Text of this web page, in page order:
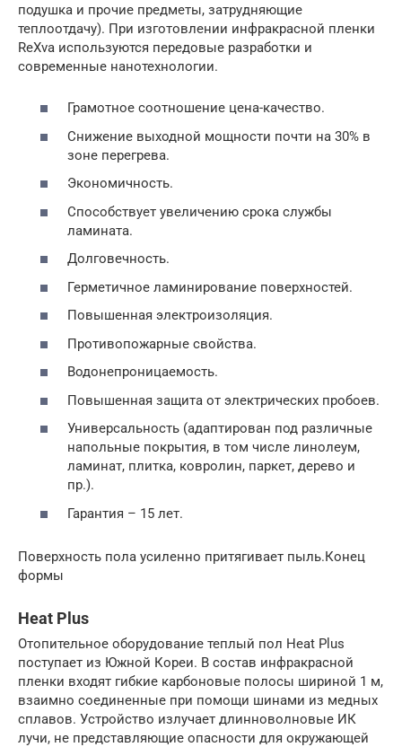
подушка и прочие предметы, затрудняющие
теплоотдачу). При изготовлении инфракрасной пленки
ReXva используются передовые разработки и
современные нанотехнологии.
Грамотное соотношение цена-качество.
Снижение выходной мощности почти на 30% в
зоне перегрева.
Экономичность.
Способствует увеличению срока службы
ламината.
Долговечность.
Герметичное ламинирование поверхностей.
Повышенная электроизоляция.
Противопожарные свойства.
Водонепроницаемость.
Повышенная защита от электрических пробоев.
Универсальность (адаптирован под различные
напольные покрытия, в том числе линолеум,
ламинат, плитка, ковролин, паркет, дерево и
пр.).
Гарантия – 15 лет.
Поверхность пола усиленно притягивает пыль.Конец
формы
Heat Plus
Отопительное оборудование теплый пол Heat Plus
поступает из Южной Кореи. В состав инфракрасной
пленки входят гибкие карбоновые полосы шириной 1 м,
взаимно соединенные при помощи шинами из медных
сплавов. Устройство излучает длинноволновые ИК
лучи, не представляющие опасности для окружающей